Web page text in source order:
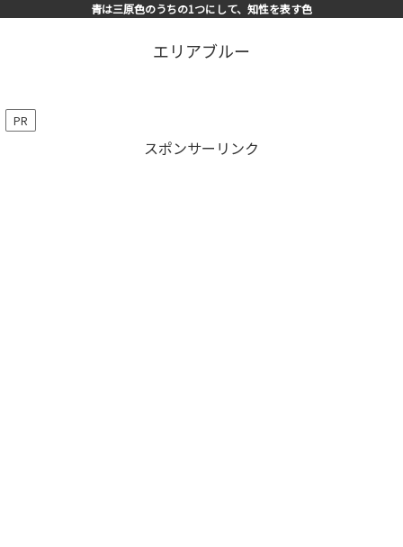
青は三原色のうちの1つにして、知性を表す色
エリアブルー
PR
スポンサーリンク